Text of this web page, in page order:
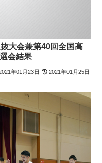
大会兼第40回全国高
会結果
年01月23日 2021年01月25日